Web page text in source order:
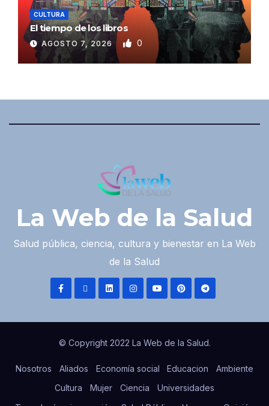
CULTURA
El tiempo de los libros
AGOSTO 7, 2026 0
La Web de la Salud
Salud pública, ciencia, cultura y bienestar en La Web
de la Salud
© Copyright 2022 La Web de la Salud.
Nosotros Aliados Economía social Educacion
Ambiente
Cultura
Mujer Ciencia
Universidades